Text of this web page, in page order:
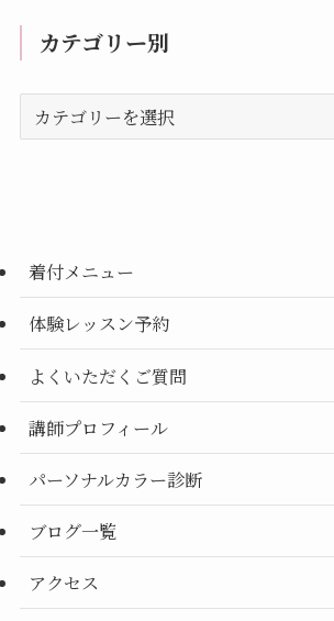
事
カテゴリー別
テ
着付メニュー
体験レッスン予約
よくいただくご質問
講師プロフィール
パーソナルカラー診断
ブログ一覧
アクセス